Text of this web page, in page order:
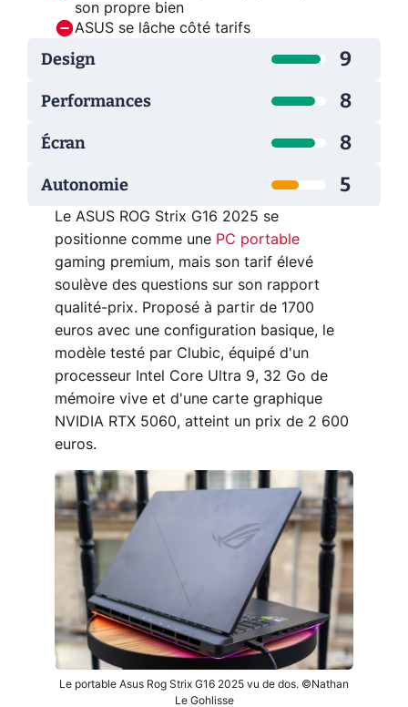
son propre bien
ASUS se lâche côté tarifs
Design 9
Performances 8
Écran 8
Autonomie 5
Le ASUS ROG Strix G16 2025 se
positionne comme une PC portable
gaming premium, mais son tarif élevé
soulève des questions sur son rapport
qualité-prix. Proposé à partir de 1700
euros avec une configuration basique, le
modèle testé par Clubic, équipé d'un
processeur Intel Core Ultra 9, 32 Go de
mémoire vive et d'une carte graphique
NVIDIA RTX 5060, atteint un prix de 2 600
euros.
Le portable Asus Rog Strix G16 2025 vu de dos. ©Nathan
Le Gohlisse